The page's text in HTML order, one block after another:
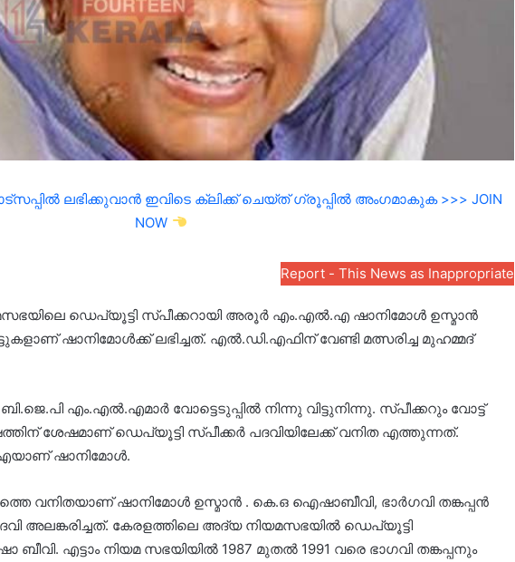
ലഭിക്കുവാൻ ഇവിടെ ക്ലിക്ക് ചെയ്ത് ഗ്രൂപ്പിൽ അംഗമാകുക >>> JOIN
NOW
Report - This News as Inappropriate
ഡെപ്യൂട്ടി സ്പീക്കറായി അരൂർ എം.എൽ.എ ഷാനിമോൾ ഉസ്മാൻ
ഷാനിമോൾക്ക് ലഭിച്ചത്. എൽ.ഡി.എഫിന് വേണ്ടി മത്സരിച്ച മുഹമ്മദ്
എം.എൽ.എമാർ വോട്ടെടുപ്പിൽ നിന്നു വിട്ടുനിന്നു. സ്പീക്കറും വോട്ട്
ശേഷമാണ് ഡെപ്യൂട്ടി സ്പീക്കർ പദവിയിലേക്ക് വനിത എത്തുന്നത്.
ഷാനിമോൾ.
വനിതയാണ് ഷാനിമോൾ ഉസ്മാൻ . കെ.ഒ ഐഷാബീവി, ഭാർഗവി തങ്കപ്പൻ
അലങ്കരിച്ചത്. കേരളത്തിലെ അദ്യ നിയമസഭയിൽ ഡെപ്യൂട്ടി
എട്ടാം നിയമ സഭയിയിൽ 1987 മുതൽ 1991 വരെ ഭാഗവി തങ്കപ്പനും